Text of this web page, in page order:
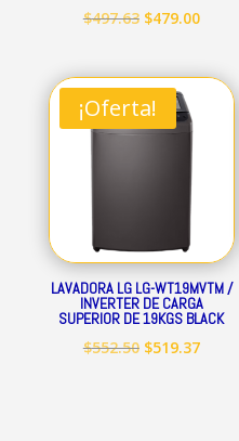
$497.63 El
original
era:
$497.63.
$479.00El
actual
¡Oferta!
LAVADORA LG LG-WT19MVTM /
INVERTER DE CARGA
SUPERIOR DE 19KGS BLACK
$552.50 El
$519.37El